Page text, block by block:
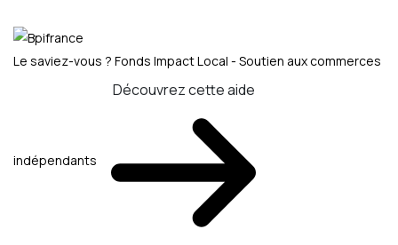
Le saviez-vous ? Fonds Impact Local - Soutien aux commerces
indépendants
Découvrez cette aide